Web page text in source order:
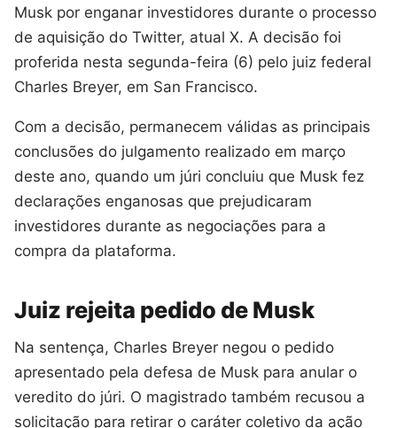
Musk por enganar investidores durante o processo
de aquisição do Twitter, atual X. A decisão foi
proferida nesta segunda-feira (6) pelo juiz federal
Charles Breyer, em San Francisco.
Com a decisão, permanecem válidas as principais
conclusões do julgamento realizado em março
deste ano, quando um júri concluiu que Musk fez
declarações enganosas que prejudicaram
investidores durante as negociações para a
compra da plataforma.
Juiz rejeita pedido de Musk
Na sentença, Charles Breyer negou o pedido
apresentado pela defesa de Musk para anular o
veredito do júri. O magistrado também recusou a
solicitação para retirar o caráter coletivo da ação